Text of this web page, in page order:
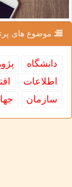
موضوع های
دانشگاه
اطلاعات
سازمان